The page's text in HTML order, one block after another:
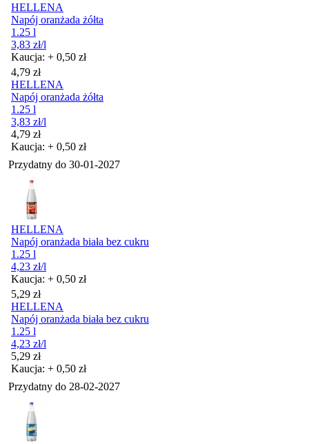
HELLENA
Napój oranżada żółta
1.25 l
3,83 zł/l
Kaucja: + 0,50 zł
Cena
4,79 zł
HELLENA
Napój oranżada żółta
1.25 l
3,83 zł/l
Cena
4,79 zł
Kaucja: + 0,50 zł
Przydatny do 30-01-2027
HELLENA
Napój oranżada biała bez cukru
1.25 l
4,23 zł/l
Kaucja: + 0,50 zł
Cena
5,29 zł
HELLENA
Napój oranżada biała bez cukru
1.25 l
4,23 zł/l
Cena
5,29 zł
Kaucja: + 0,50 zł
Przydatny do 28-02-2027